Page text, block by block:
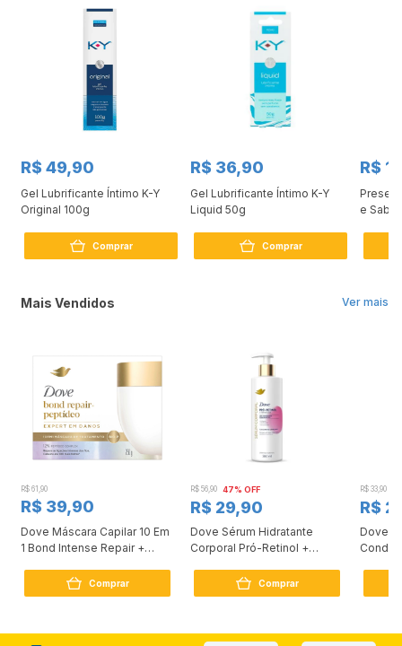
R$ 49,90
Gel Lubrificante Íntimo K-Y
Original 100g
Comprar
R$ 36,90
Gel Lubrificante Íntimo K-Y
Liquid 50g
Comprar
R$
e
Ver mais
Mais Vendidos
R$ 61,90
R$ 39,90
Dove Máscara Capilar 10 Em
1 Bond Intense Repair +
Comprar
R$ 56,90 47% OFF
R$ 29,90
Dove Sérum Hidratante
Corporal Pró-Retinol +
Comprar
R$ 33,90
R$
Dove